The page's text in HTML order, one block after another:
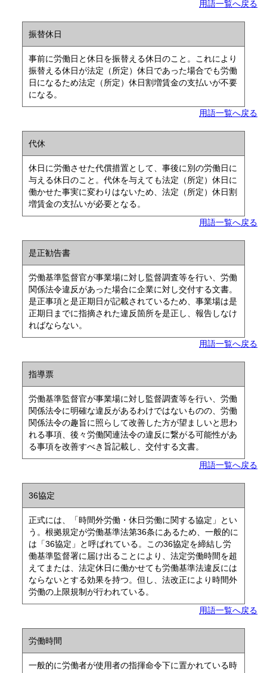
用語一覧へ戻る
振替休日
事前に労働日と休日を振替える休日のこと。これにより
振替える休日が法定（所定）休日であった場合でも労働
日になるため法定（所定）休日割増賃金の支払いが不要
になる。
用語一覧へ戻る
代休
休日に労働させた代償措置として、事後に別の労働日に
与える休日のこと。代休を与えても法定（所定）休日に
働かせた事実に変わりはないため、法定（所定）休日割
増賃金の支払いが必要となる。
用語一覧へ戻る
是正勧告書
労働基準監督官が事業場に対し監督調査等を行い、労働
関係法令違反があった場合に企業に対し交付する文書。
是正事項と是正期日が記載されているため、事業場は是
正期日までに指摘された違反箇所を是正し、報告しなけ
ればならない。
用語一覧へ戻る
指導票
労働基準監督官が事業場に対し監督調査等を行い、労働
関係法令に明確な違反があるわけではないものの、労働
関係法令の趣旨に照らして改善した方が望ましいと思わ
れる事項、後々労働関連法令の違反に繋がる可能性があ
る事項を改善すべき旨記載し、交付する文書。
用語一覧へ戻る
36協定
正式には、「時間外労働・休日労働に関する協定」とい
う。根拠規定が労働基準法第36条にあるため、一般的に
は「36協定」と呼ばれている。この36協定を締結し労
働基準監督署に届け出ることにより、法定労働時間を超
えてまたは、法定休日に働かせても労働基準法違反には
ならないとする効果を持つ。但し、法改正により時間外
労働の上限規制が行われている。
用語一覧へ戻る
労働時間
一般的に労働者が使用者の指揮命令下に置かれている時